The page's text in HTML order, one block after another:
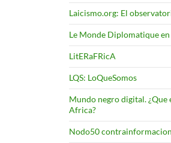
Laicismo.org: El
Le Monde Diplomatique en
LitERaFRicA
LQS: LoQueSomos
Mundo negro digital. ¿Que
Africa?
Nodo50